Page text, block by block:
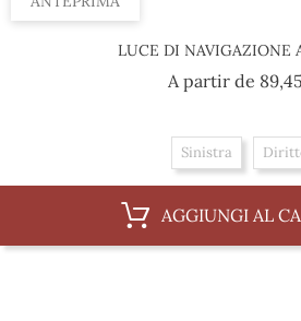
LUCE DI NAVIGAZIONE
A partir de
Sinistra
AGGIUNGI AL